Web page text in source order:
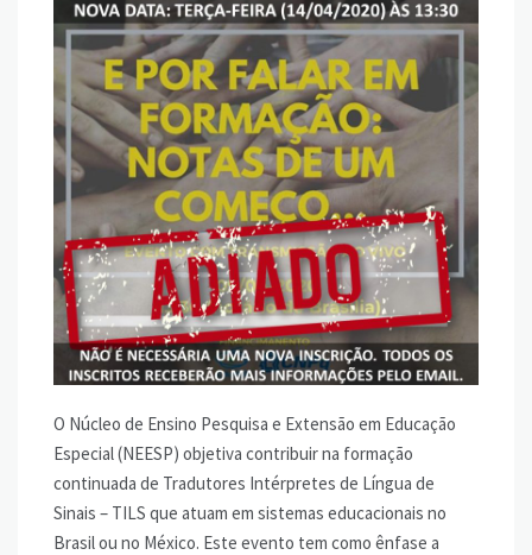
O Núcleo de Ensino Pesquisa e Extensão em Educação
Especial (NEESP) objetiva contribuir na formação
continuada de Tradutores Intérpretes de Língua de
Sinais – TILS que atuam em sistemas educacionais no
Brasil ou no México. Este evento tem como ênfase a